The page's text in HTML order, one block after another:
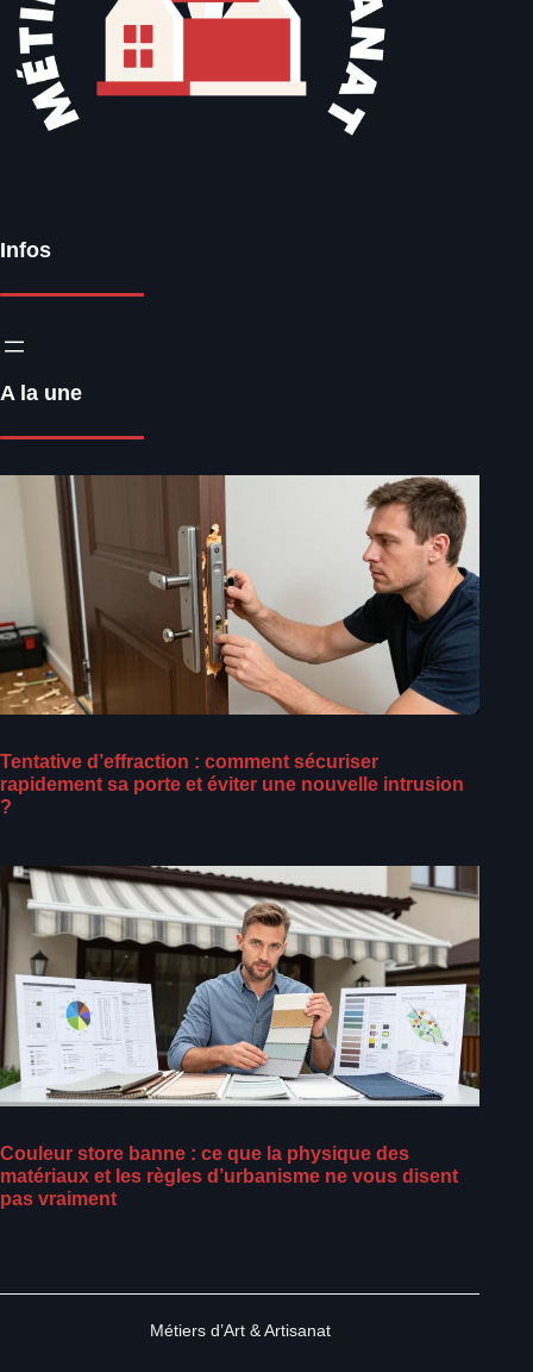
Infos
A la une
Tentative d’effraction : comment sécuriser
rapidement sa porte et éviter une nouvelle intrusion
?
Couleur store banne : ce que la physique des
matériaux et les règles d’urbanisme ne vous disent
pas vraiment
Métiers d’Art & Artisanat